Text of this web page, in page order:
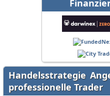
Handelsstrategie
professionelle Trader